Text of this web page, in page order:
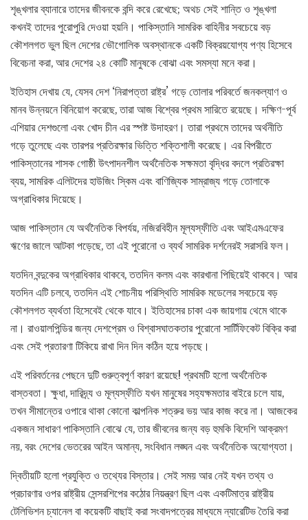
শৃঙ্খলার ব্যানারে তাদের জীবনকে বন্দি করে রেখেছে; অথচ সেই শান্তি ও শৃঙ্খলা
কখনই তাদের পুরোপুরি দেওয়া হয়নি। পাকিস্তানি সামরিক বাহিনীর সবচেয়ে বড়
কৌশলগত ভুল ছিল দেশের ভৌগোলিক অবস্থানকে একটি বিক্রয়যোগ্য পণ্য হিসেবে
বিবেচনা করা, আর দেশের ২৪ কোটি মানুষকে বোঝা এবং সমস্যা মনে করা।
ইতিহাস দেখায় যে, যেসব দেশ ‘নিরাপত্তা রাষ্ট্র’ গড়ে তোলার পরিবর্তে জনকল্যাণ ও
মানব উন্নয়নে বিনিয়োগ করেছে, তারা আজ বিশ্বের প্রথম সারিতে রয়েছে। দক্ষিণ-পূর্ব
এশিয়ার দেশগুলো এবং খোদ চীন এর স্পষ্ট উদাহরণ। তারা প্রথমে তাদের অর্থনীতি
গড়ে তুলেছে এবং তারপর প্রতিরক্ষার ভিত্তি শক্তিশালী করেছে। এর বিপরীতে
পাকিস্তানের শাসক গোষ্ঠী উৎপাদনশীল অর্থনৈতিক সক্ষমতা বৃদ্ধির বদলে প্রতিরক্ষা
ব্যয়, সামরিক এলিটদের হাউজিং স্কিম এবং বাণিজ্যিক সাম্রাজ্য গড়ে তোলাকে
অগ্রাধিকার দিয়েছে।
আজ পাকিস্তান যে অর্থনৈতিক বিপর্যয়, নজিরবিহীন মূল্যস্ফীতি এবং আইএমএফের
ঋণের জালে আটকা পড়েছে, তা এই পুরোনো ও ব্যর্থ সামরিক দর্শনেরই সরাসরি ফল।
যতদিন বন্দুকের অগ্রাধিকার থাকবে, ততদিন কলম এবং কারখানা পিছিয়েই থাকবে। আর
যতদিন এটি চলবে, ততদিন এই শোচনীয় পরিস্থিতি সামরিক মডেলের সবচেয়ে বড়
কৌশলগত ব্যর্থতা হিসেবেই থেকে যাবে। ইতিহাসের চাকা এক জায়গায় থেমে থাকে
না। রাওয়ালপিন্ডির জন্য দেশপ্রেম ও বিশ্বাসঘাতকতার পুরোনো সার্টিফিকেট বিক্রি করা
এবং সেই প্রতারণা টিকিয়ে রাখা দিন দিন কঠিন হয়ে পড়ছে।
এই পরিবর্তনের পেছনে দুটি গুরুত্বপূর্ণ কারণ রয়েছে! প্রথমটি হলো অর্থনৈতিক
বাস্তবতা। ক্ষুধা, দারিদ্র্য ও মূল্যস্ফীতি যখন মানুষের সহ্যক্ষমতার বাইরে চলে যায়,
তখন সীমান্তের ওপারে থাকা কোনো কাল্পনিক শত্রুর ভয় আর কাজ করে না। আজকের
একজন সাধারণ পাকিস্তানি বোঝে যে, তার জীবনের জন্য বড় হুমকি বিদেশি আক্রমণ
নয়, বরং দেশের ভেতরের আইন অমান্য, সংবিধান লঙ্ঘন এবং অর্থনৈতিক অযোগ্যতা।
দ্বিতীয়টি হলো প্রযুক্তি ও তথ্যের বিস্তার। সেই সময় আর নেই যখন তথ্য ও
প্রচারণার ওপর রাষ্ট্রীয় সেন্সরশিপের কঠোর নিয়ন্ত্রণ ছিল এবং একটিমাত্র রাষ্ট্রীয়
টেলিভিশন চ্যানেল বা কয়েকটি বাছাই করা সংবাদপত্রের মাধ্যমে ন্যারেটিভ তৈরি করা